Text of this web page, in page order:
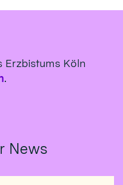
Erzbistums Köln
.
News